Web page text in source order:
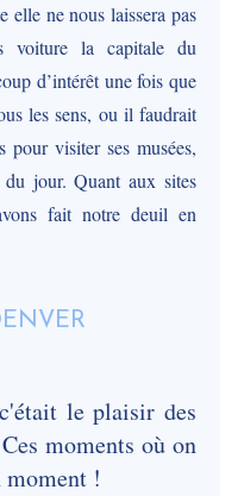
elle ne nous laissera pas
voiture la capitale du
d’intérêt une fois que
les sens, ou il faudrait
pour visiter ses musées,
du jour. Quant aux sites
fait notre deuil en
le plaisir des
moments où on
moment !